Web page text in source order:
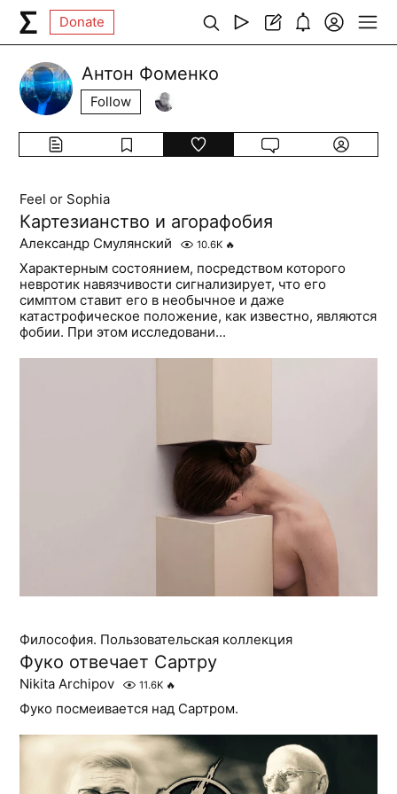
Donate
Антон Фоменко
Follow
Feel or Sophia
Картезианство и агорафобия
Александр Смулянский 10.6K 🔥
Характерным состоянием, посредством которого
невротик навязчивости сигнализирует, что его
симптом ставит его в необычное и даже
катастрофическое положение, как известно, являются
фобии. При этом исследовани...
Философия. Пользовательская коллекция
Фуко отвечает Сартру
Nikita Archipov 11.6K 🔥
Фуко посмеивается над Сартром.